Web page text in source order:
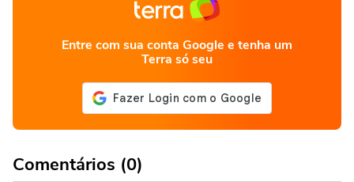
Entre com sua conta Google e tenha um
Terra só seu
Comentários (0)